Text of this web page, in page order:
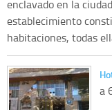
enclavado en la
establecimiento
habitaciones, todas
a